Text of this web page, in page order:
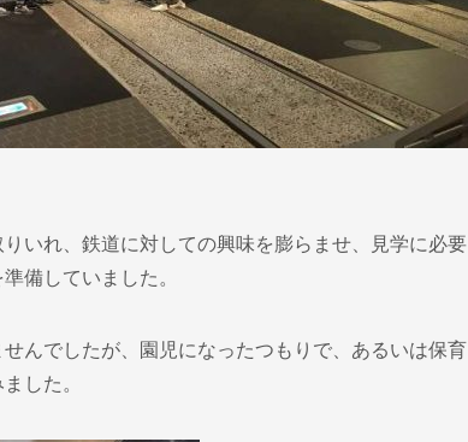
いれ、鉄道に対しての興味を膨らませ、見学に必要
備していました。
んでしたが、園児になったつもりで、あるいは保育
した。